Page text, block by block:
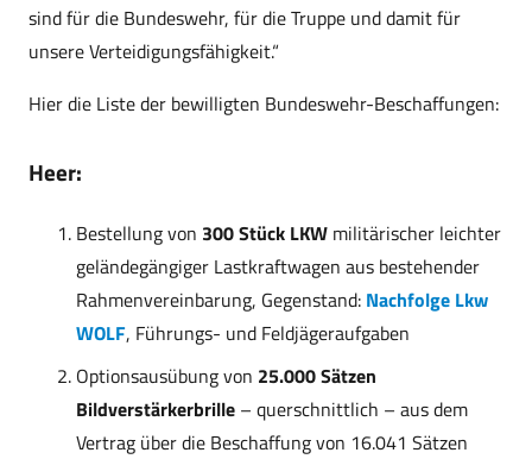
sind für die Bundeswehr, für die Truppe und damit für
unsere Verteidigungsfähigkeit.“
Hier die Liste der bewilligten Bundeswehr-Beschaffungen:
Heer:
Bestellung von 300 Stück LKW militärischer leichter
geländegängiger Lastkraftwagen aus bestehender
Rahmenvereinbarung, Gegenstand: Nachfolge Lkw
WOLF, Führungs- und Feldjägeraufgaben
Optionsausübung von 25.000 Sätzen
Bildverstärkerbrille – querschnittlich – aus dem
Vertrag über die Beschaffung von 16.041 Sätzen